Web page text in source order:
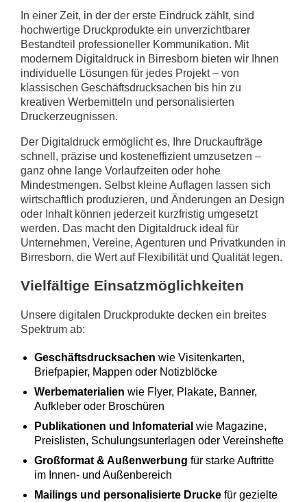
In einer Zeit, in der der erste Eindruck zählt, sind
hochwertige Druckprodukte ein unverzichtbarer
Bestandteil professioneller Kommunikation. Mit
modernem Digitaldruck in Birresborn bieten wir Ihnen
individuelle Lösungen für jedes Projekt – von
klassischen Geschäftsdrucksachen bis hin zu
kreativen Werbemitteln und personalisierten
Druckerzeugnissen.
Der Digitaldruck ermöglicht es, Ihre Druckaufträge
schnell, präzise und kosteneffizient umzusetzen –
ganz ohne lange Vorlaufzeiten oder hohe
Mindestmengen. Selbst kleine Auflagen lassen sich
wirtschaftlich produzieren, und Änderungen an Design
oder Inhalt können jederzeit kurzfristig umgesetzt
werden. Das macht den Digitaldruck ideal für
Unternehmen, Vereine, Agenturen und Privatkunden in
Birresborn, die Wert auf Flexibilität und Qualität legen.
Vielfältige Einsatzmöglichkeiten
Unsere digitalen Druckprodukte decken ein breites
Spektrum ab:
Geschäftsdrucksachen wie Visitenkarten,
Briefpapier, Mappen oder Notizblöcke
Werbematerialien wie Flyer, Plakate, Banner,
Aufkleber oder Broschüren
Publikationen und Infomaterial wie Magazine,
Preislisten, Schulungsunterlagen oder Vereinshefte
Großformat & Außenwerbung für starke Auftritte
im Innen- und Außenbereich
Mailings und personalisierte Drucke für gezielte